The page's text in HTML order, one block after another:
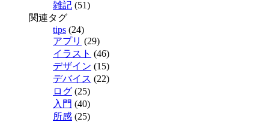
雑記 (51)
関連タグ
tips (24)
アプリ (29)
イラスト (46)
デザイン (15)
デバイス (22)
ログ (25)
入門 (40)
所感 (25)